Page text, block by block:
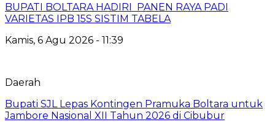
BUPATI BOLTARA HADIRI PANEN RAYA PADI
VARIETAS IPB 15S SISTIM TABELA
Kamis, 6 Agu 2026 - 11:39
Daerah
Bupati SJL Lepas Kontingen Pramuka Boltara untuk
Jambore Nasional XII Tahun 2026 di Cibubur